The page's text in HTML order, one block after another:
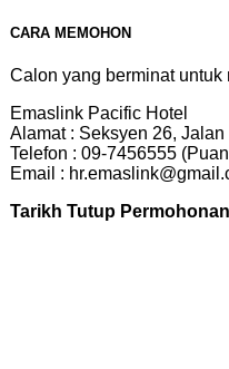
CARA MEMOHON
Calon yang berminat
Emaslink Pacific Hotel
Alamat : Seksyen 26,
Telefon : 09-7456555
Email :
Tarikh Tutup